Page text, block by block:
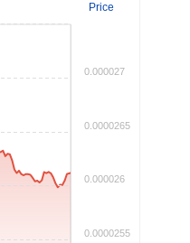
Price
0.0000255
0.000026
0.0000265
0.000027